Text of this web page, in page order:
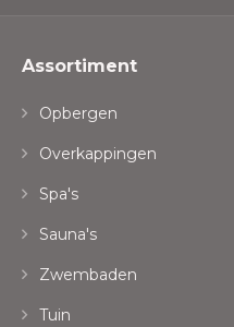
Assortiment
Opbergen
Overkappingen
Spa's
Sauna's
Zwembaden
Tuin